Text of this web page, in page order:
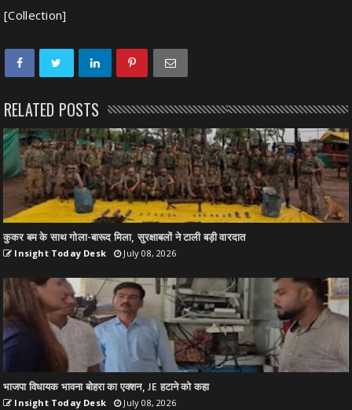
[Collection]
RELATED POSTS
कुकर बम के साथ गोला-बारूद मिला, सुरक्षाबलों ने टाली बड़ी वारदात
Insight Today Desk July 08, 2026
भाजपा विधायक भावना बोहरा का एक्शन, JE हटाने को कहा
Insight Today Desk July 08, 2026